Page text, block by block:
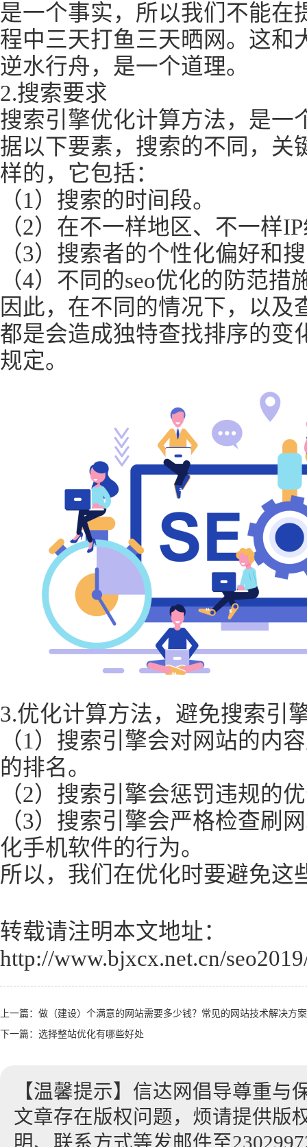
是一个事实，所以我们不能在
程中三天打鱼三天晒网。这和
逆水行舟，是一个道理。
2.搜索要求
搜索引擎优化计算方法，是一
据以下要素，搜索的不同，关
样的，它包括：
（1）搜索的时间段。
（2）在不一样地区、不一样
（3）搜索者的个性化偏好和
（4）不同的seo优化的防范措
因此，在不同的情况下，以及
都是会造成独特查找排序的变
规定。
3.优化计算方法，避免搜索引
（1）搜索引擎会对网站的内
的排名。
（2）搜索引擎会惩罚违规的
（3）搜索引擎会严格检查刷
化手机软件的行为。
所以，我们在优化时要避免这
转载请注明本文地址：
http://www.bjxcx.net.cn/
上一篇： 做（建设）个满意的网站需要多少钱？常见的网站技术解决方案
下一篇： 选择整站优化有哪些好处
【温馨提示】信达网倡导尊重与
文章存在版权问题，烦请提供版
明、联系方式等发邮件至